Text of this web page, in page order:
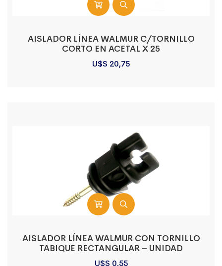
AISLADOR LÍNEA WALMUR C/TORNILLO
CORTO EN ACETAL X 25
U$S 20,75
AISLADOR LÍNEA WALMUR CON TORNILLO
TABIQUE RECTANGULAR – UNIDAD
U$S 0,55